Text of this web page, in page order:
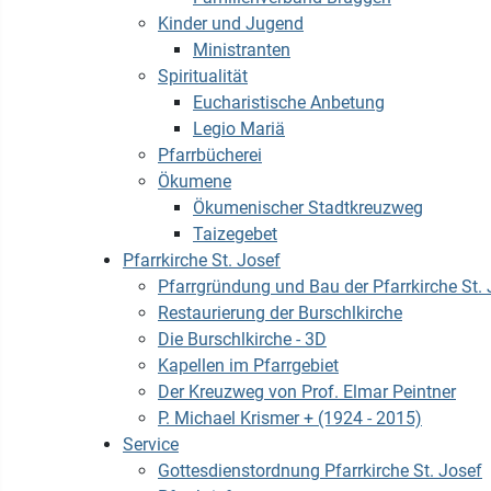
Kinder und Jugend
Ministranten
Spiritualität
Eucharistische Anbetung
Legio Mariä
Pfarrbücherei
Ökumene
Ökumenischer Stadtkreuzweg
Taizegebet
Pfarrkirche St. Josef
Pfarrgründung und Bau der Pfarrkirche St.
Restaurierung der Burschlkirche
Die Burschlkirche - 3D
Kapellen im Pfarrgebiet
Der Kreuzweg von Prof. Elmar Peintner
P. Michael Krismer + (1924 - 2015)
Service
Gottesdienstordnung Pfarrkirche St. Josef